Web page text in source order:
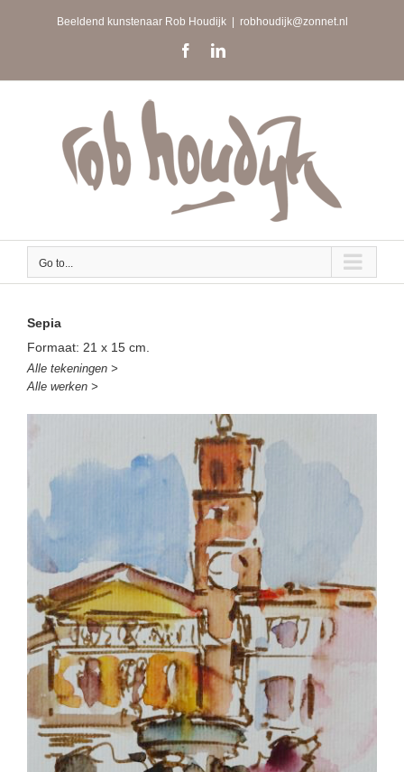
Beeldend kunstenaar Rob Houdijk robhoudijk@zonnet.nl
FacebookLinkedIn
Go to...
Sepia
Formaat: 21 x 15 cm.
Alle tekeningen >
Alle werken >